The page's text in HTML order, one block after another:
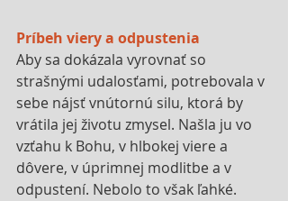
Príbeh viery a odpustenia
Aby sa dokázala vyrovnať so
strašnými udalosťami, potrebovala v
sebe nájsť vnútornú silu, ktorá by
vrátila jej životu zmysel. Našla ju vo
vzťahu k Bohu, v hlbokej viere a
dôvere, v úprimnej modlitbe a v
odpustení. Nebolo to však ľahké.